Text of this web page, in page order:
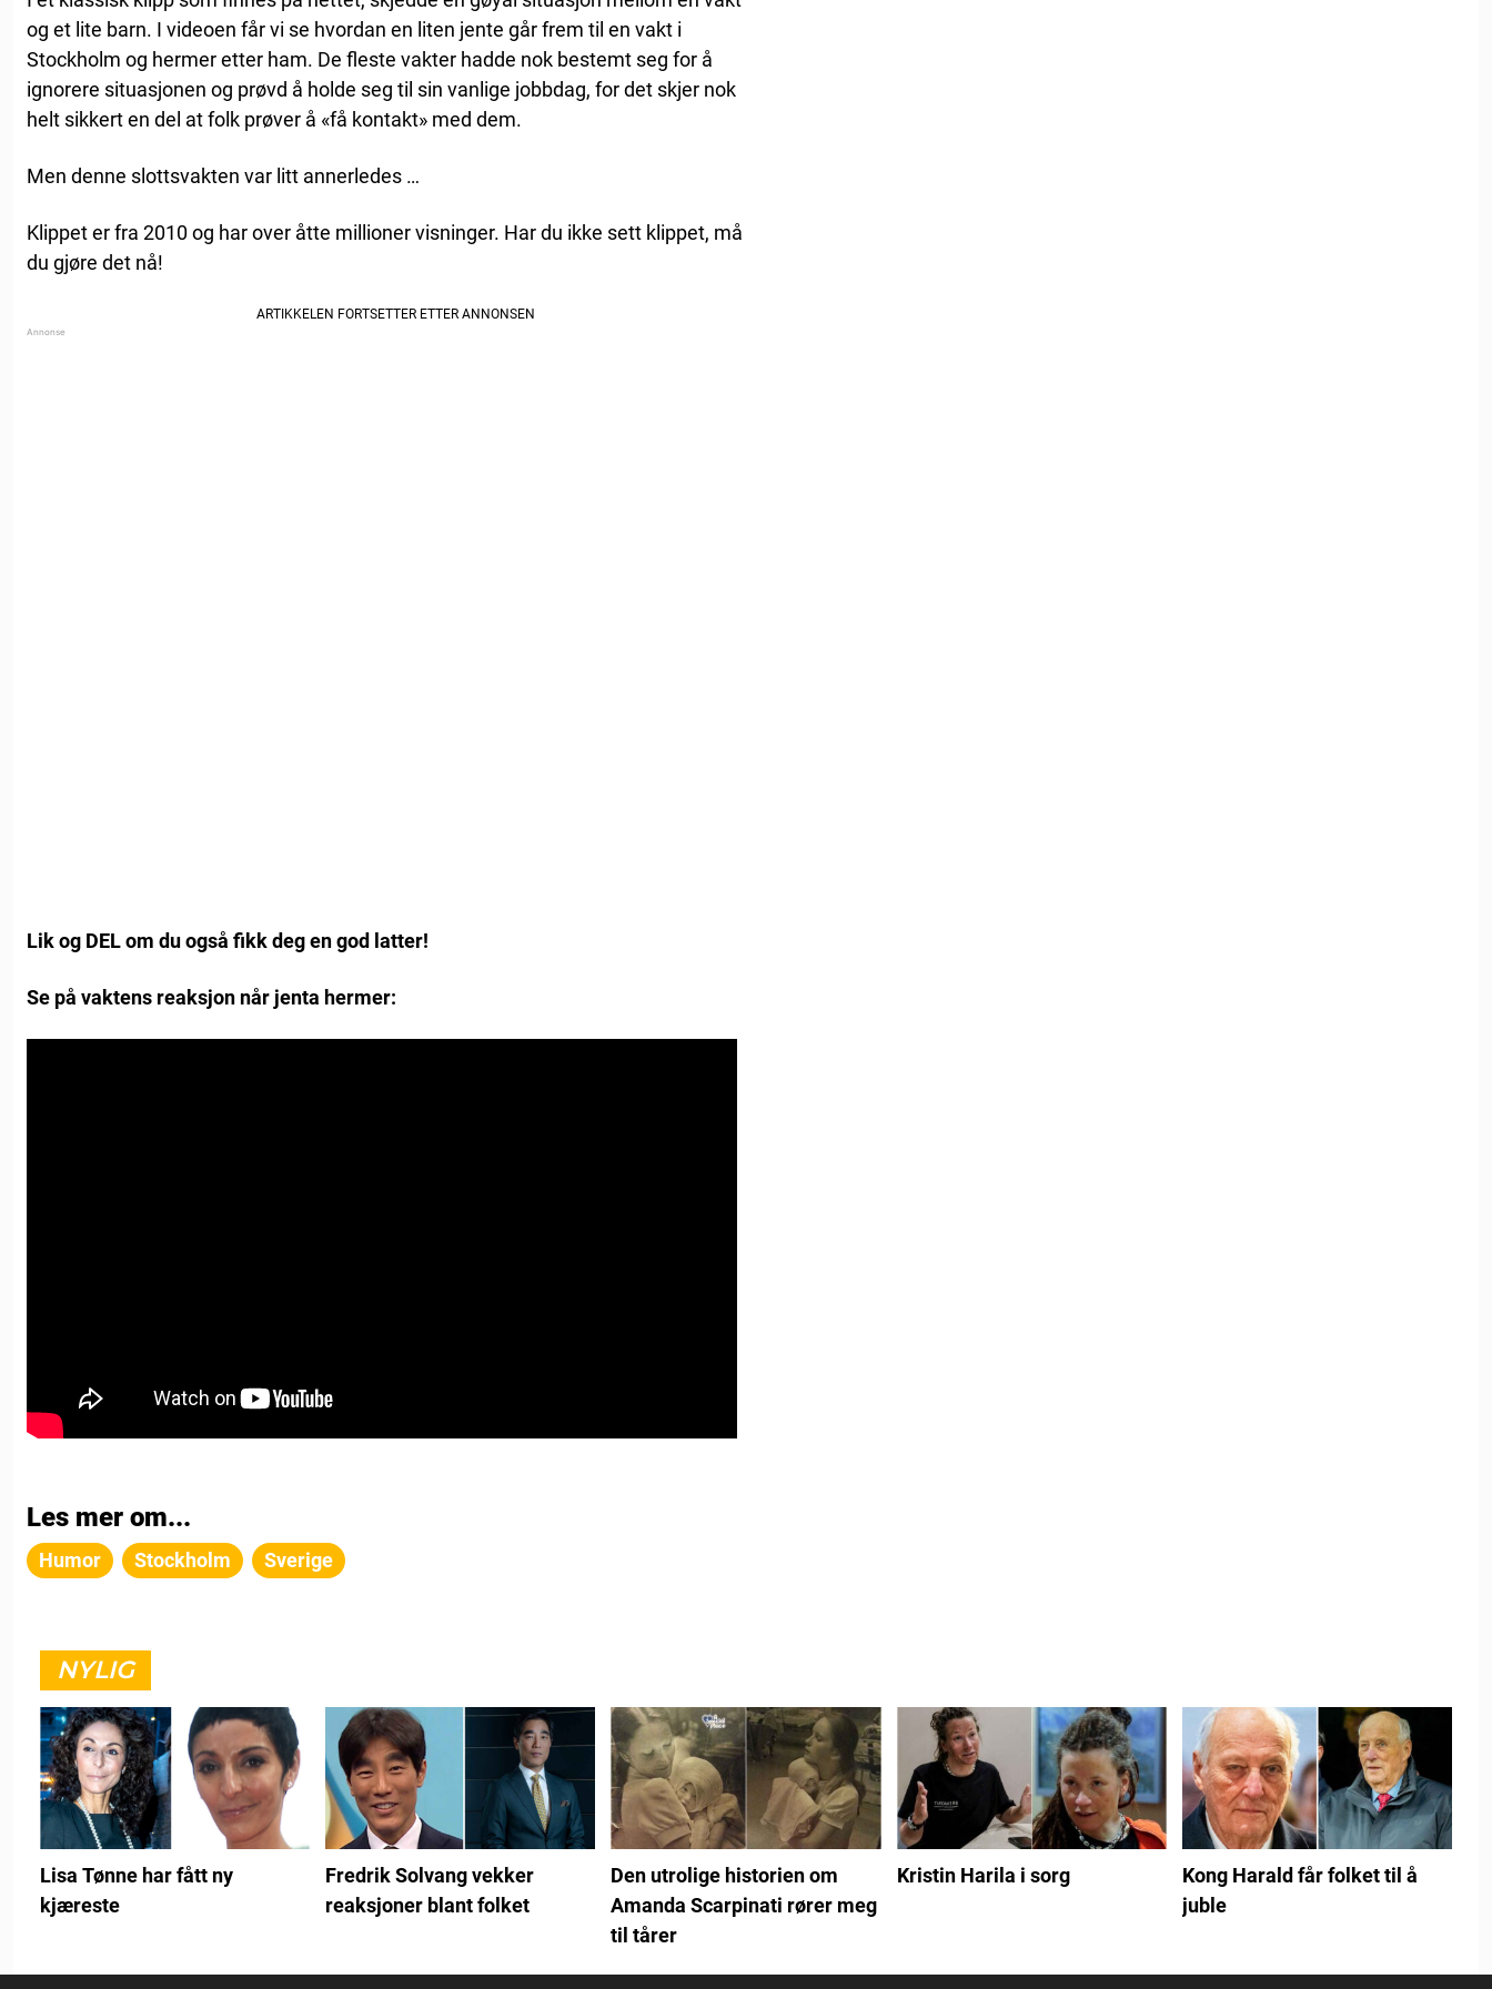
og et lite barn. I videoen får vi se hvordan en liten jente går frem til en vakt i
Stockholm og hermer etter ham. De fleste vakter hadde nok bestemt seg for å
ignorere situasjonen og prøvd å holde seg til sin vanlige jobbdag, for det skjer nok
helt sikkert en del at folk prøver å «få kontakt» med dem.
Men denne slottsvakten var litt annerledes …
Klippet er fra 2010 og har over åtte millioner visninger. Har du ikke sett klippet, må
du gjøre det nå!
Lik og DEL om du også fikk deg en god latter!
Se på vaktens reaksjon når jenta hermer:
Les mer om...
Humor Stockholm Sverige
NYLIG
Lisa Tønne har fått ny
kjæreste
Fredrik Solvang vekker
reaksjoner blant folket
Den utrolige historien om
Amanda Scarpinati rører meg
til tårer
Kristin Harila i sorg
Kong Harald får folket til å
juble